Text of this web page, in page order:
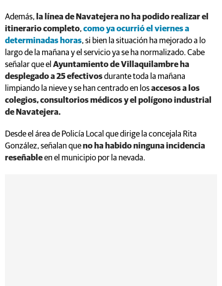
Además, la línea de Navatejera no ha podido realizar el
itinerario completo, como ya ocurrió el viernes a
determinadas horas, si bien la situación ha mejorado a lo
largo de la mañana y el servicio ya se ha normalizado. Cabe
señalar que el Ayuntamiento de Villaquilambre ha
desplegado a 25 efectivosdurante toda la mañana
limpiando la nieve y se han centrado en losaccesos a los
colegios, consultorios médicos y el polígono industrial
de Navatejera.
Desde el área de Policía Local que dirige la concejala Rita
González, señalan queno ha habido ninguna incidencia
reseñableen el municipio por la nevada.